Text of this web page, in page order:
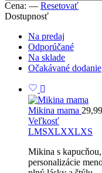
Cena: — Resetovať
Dostupnosť
Na predaj
Odporúčané
Na sklade
Očakávané dodanie
Mikina mama 29,99
Veľkosť
LMSXLXXLXS
Mikina s
personalizácie